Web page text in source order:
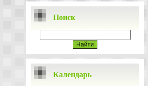
Поиск
Календарь